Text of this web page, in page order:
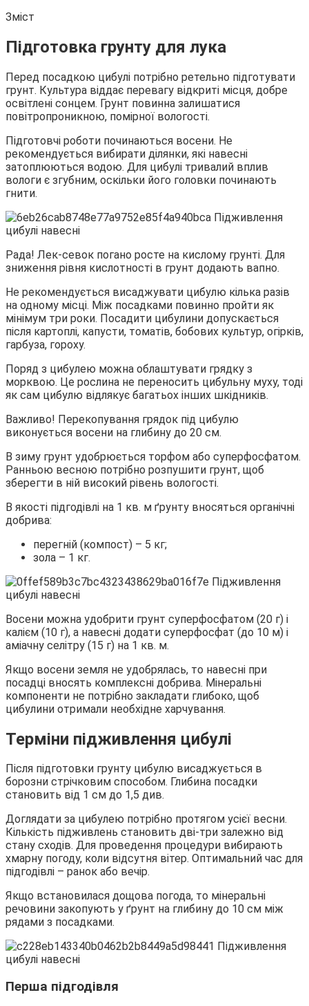
Зміст
Підготовка грунту для лука
Перед посадкою цибулі потрібно ретельно підготувати
грунт. Культура віддає перевагу відкриті місця, добре
освітлені сонцем. Грунт повинна залишатися
повітропроникною, помірної вологості.
Підготовчі роботи починаються восени. Не
рекомендується вибирати ділянки, які навесні
затоплюються водою. Для цибулі тривалий вплив
вологи є згубним, оскільки його головки починають
гнити.
Рада! Лек-севок погано росте на кислому грунті. Для
зниження рівня кислотності в грунт додають вапно.
Не рекомендується висаджувати цибулю кілька разів
на одному місці. Між посадками повинно пройти як
мінімум три роки. Посадити цибулини допускається
після картоплі, капусти, томатів, бобових культур, огірків,
гарбуза, гороху.
Поряд з цибулею можна облаштувати грядку з
морквою. Це рослина не переносить цибульну муху, тоді
як сам цибулю відлякує багатьох інших шкідників.
Важливо! Перекопування грядок під цибулю
виконується восени на глибину до 20 см.
В зиму грунт удобрюється торфом або суперфосфатом.
Ранньою весною потрібно розпушити грунт, щоб
зберегти в ній високий рівень вологості.
В якості підгодівлі на 1 кв. м ґрунту вносяться органічні
добрива:
перегній (компост) – 5 кг;
зола – 1 кг.
Восени можна удобрити грунт суперфосфатом (20 г) і
калієм (10 г), а навесні додати суперфосфат (до 10 м) і
аміачну селітру (15 г) на 1 кв. м.
Якщо восени земля не удобрялась, то навесні при
посадці вносять комплексні добрива. Мінеральні
компоненти не потрібно закладати глибоко, щоб
цибулини отримали необхідне харчування.
Терміни підживлення цибулі
Після підготовки грунту цибулю висаджується в
борозни стрічковим способом. Глибина посадки
становить від 1 см до 1,5 див.
Доглядати за цибулею потрібно протягом усієї весни.
Кількість підживлень становить дві-три залежно від
стану сходів. Для проведення процедури вибирають
хмарну погоду, коли відсутня вітер. Оптимальний час для
підгодівлі – ранок або вечір.
Якщо встановилася дощова погода, то мінеральні
речовини закопують у ґрунт на глибину до 10 см між
рядами з посадками.
Перша підгодівля